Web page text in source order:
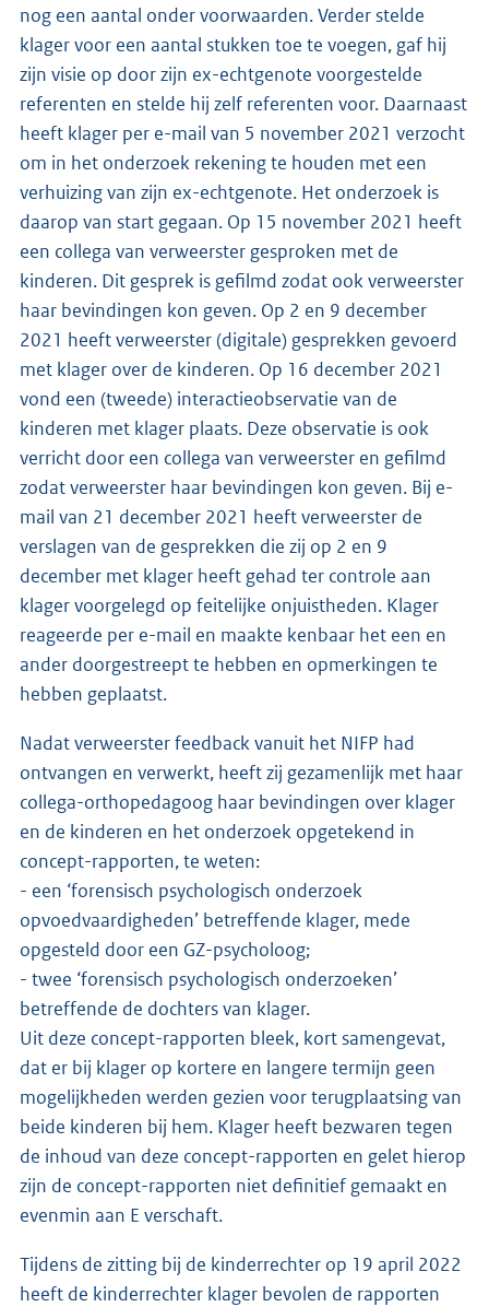
nog een aantal onder voorwaarden. Verder stelde
klager voor een aantal stukken toe te voegen, gaf hij
zijn visie op door zijn ex-echtgenote voorgestelde
referenten en stelde hij zelf referenten voor. Daarnaast
heeft klager per e-mail van 5 november 2021 verzocht
om in het onderzoek rekening te houden met een
verhuizing van zijn ex-echtgenote. Het onderzoek is
daarop van start gegaan. Op 15 november 2021 heeft
een collega van verweerster gesproken met de
kinderen. Dit gesprek is gefilmd zodat ook verweerster
haar bevindingen kon geven. Op 2 en 9 december
2021 heeft verweerster (digitale) gesprekken gevoerd
met klager over de kinderen. Op 16 december 2021
vond een (tweede) interactieobservatie van de
kinderen met klager plaats. Deze observatie is ook
verricht door een collega van verweerster en gefilmd
zodat verweerster haar bevindingen kon geven. Bij e-
mail van 21 december 2021 heeft verweerster de
verslagen van de gesprekken die zij op 2 en 9
december met klager heeft gehad ter controle aan
klager voorgelegd op feitelijke onjuistheden. Klager
reageerde per e-mail en maakte kenbaar het een en
ander doorgestreept te hebben en opmerkingen te
hebben geplaatst.
Nadat verweerster feedback vanuit het NIFP had
ontvangen en verwerkt, heeft zij gezamenlijk met haar
collega-orthopedagoog haar bevindingen over klager
en de kinderen en het onderzoek opgetekend in
concept-rapporten, te weten:
- een ‘forensisch psychologisch onderzoek
opvoedvaardigheden’ betreffende klager, mede
opgesteld door een GZ-psycholoog;
- twee ‘forensisch psychologisch onderzoeken’
betreffende de dochters van klager.
Uit deze concept-rapporten bleek, kort samengevat,
dat er bij klager op kortere en langere termijn geen
mogelijkheden werden gezien voor terugplaatsing van
beide kinderen bij hem. Klager heeft bezwaren tegen
de inhoud van deze concept-rapporten en gelet hierop
zijn de concept-rapporten niet definitief gemaakt en
evenmin aan E verschaft.
Tijdens de zitting bij de kinderrechter op 19 april 2022
heeft de kinderrechter klager bevolen de rapporten